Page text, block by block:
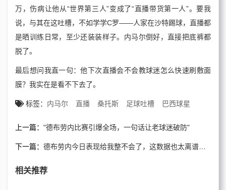
万，伤病让他从“世界第三人”变成了“直播带货第一人”。要我
说，与其在这吐槽，不如学学C罗——人家在沙特踢球，直播都
是晒训练日常，至少还装装样子。内马尔倒好，直接把底裤都
脱了。
最后想问我直一句：他下次直播会不会教球迷怎么快速刷敷面
膜？我实在是看不下去了。
标签： 内马尔 直播 桑托斯 足球吐槽 巴西球星
上一篇： "德布劳内比赛引爆全场，一句话让老球迷破防"
下一篇： 德布劳内今日表现给我整不会了，这数据也太离谱了吧！
相关推荐